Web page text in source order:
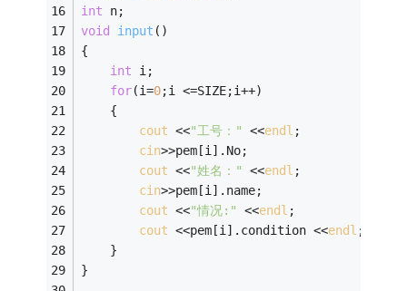
int n;
void
input ()
{
int i;
for(i=0;i <=SIZE;i++)
	{
cout <<"工号：" <<endl ;
cin>>pem[i].No;
cout <<"姓名：" <<endl ;
cin>>pem[i].name;
cout <<"情况:" <<endl ;
cout <<pem[i].condition <<endl ;
	}
}